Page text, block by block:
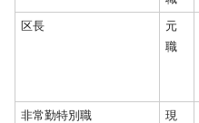
区長
元
職
非常勤特別職
現